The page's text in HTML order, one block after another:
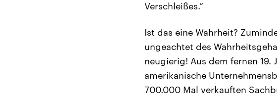
Verschleißes.“
Ist das eine Wahrheit?
ungeachtet des
neugierig! Aus dem fernen
amerikanische
700.000 Mal verkauften